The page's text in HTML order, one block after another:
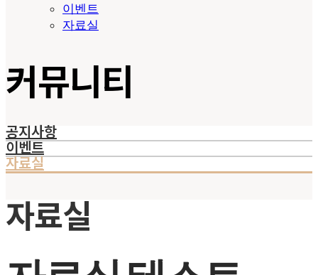
이벤트
자료실
커뮤니티
공지사항
이벤트
자료실
자료실